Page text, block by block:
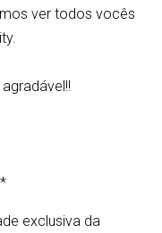
ver todos vocês
exclusiva da